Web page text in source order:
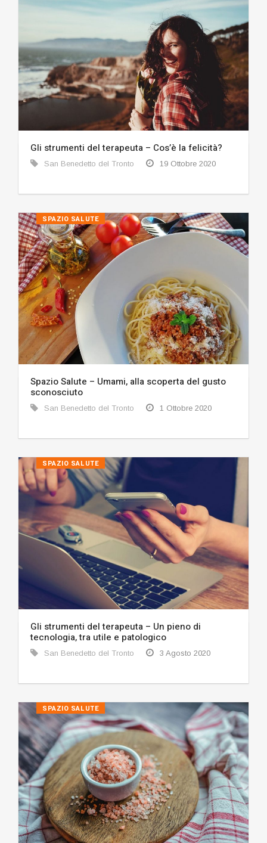
Gli strumenti del terapeuta – Cos’è la felicità?
San Benedetto del Tronto 19 Ottobre 2020
SPAZIO SALUTE
Spazio Salute – Umami, alla scoperta del gusto
sconosciuto
San Benedetto del Tronto 1 Ottobre 2020
SPAZIO SALUTE
Gli strumenti del terapeuta – Un pieno di
tecnologia, tra utile e patologico
San Benedetto del Tronto 3 Agosto 2020
SPAZIO SALUTE